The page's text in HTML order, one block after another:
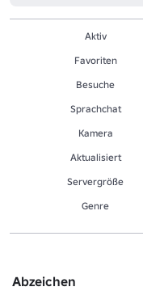
Aktiv
Favoriten
Besuche
Sprachchat
Kamera
Aktualisiert
Servergröße
Genre
Abzeichen